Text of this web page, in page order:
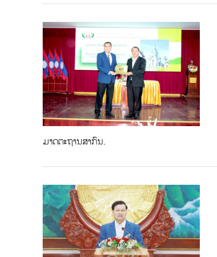
ມາດຕະຖານສາກົນ.